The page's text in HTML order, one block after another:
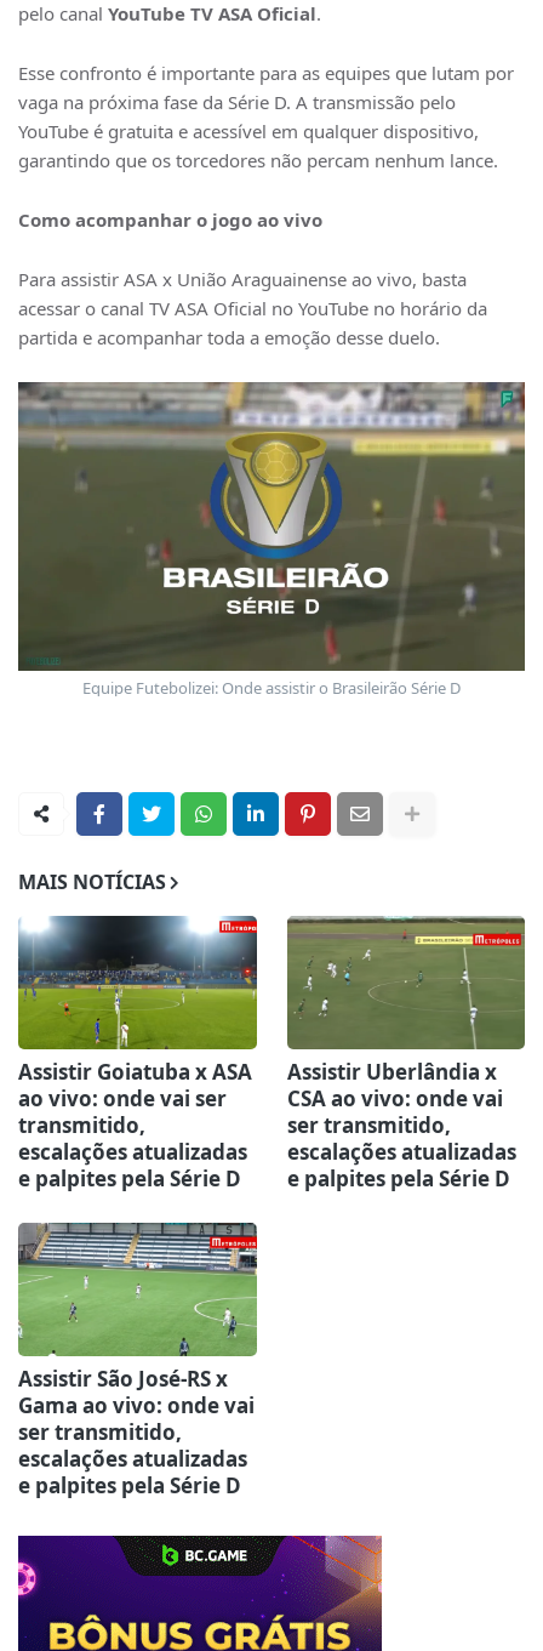
pelo canal YouTube TV ASA Oficial.
Esse confronto é importante para as equipes que lutam por
vaga na próxima fase da Série D. A transmissão pelo
YouTube é gratuita e acessível em qualquer dispositivo,
garantindo que os torcedores não percam nenhum lance.
Como acompanhar o jogo ao vivo
Para assistir ASA x União Araguainense ao vivo, basta
acessar o canal TV ASA Oficial no YouTube no horário da
partida e acompanhar toda a emoção desse duelo.
Equipe Futebolizei: Onde assistir o Brasileirão Série D
MAIS NOTÍCIAS
Assistir Goiatuba x ASA
ao vivo: onde vai ser
transmitido,
escalações atualizadas
e palpites pela Série D
Assistir Uberlândia x
CSA ao vivo: onde vai
ser transmitido,
escalações atualizadas
e palpites pela Série D
Assistir São José-RS x
Gama ao vivo: onde vai
ser transmitido,
escalações atualizadas
e palpites pela Série D